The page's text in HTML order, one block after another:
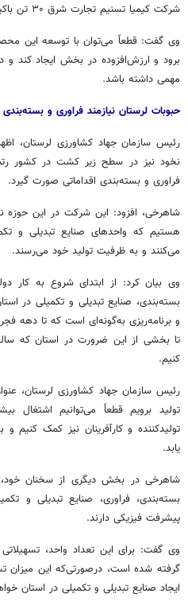
شرکت کیمیا تسنیم تجارت شرق ۳۰ تن باکیفیت بسیار عالی
وی گفت: قطعاً می‌توان با توسعه این
برود و ارزش‌افزوده در بخش ایجاد کند و
مهمی داشته باشد.
حبوبات لرستان نیازمند فراوری و بسته‌بندی
رئیس سازمان جهاد کشاورزی لرستان،
نخود نیز در سطح زیر کشت در کشور
فراوری و بسته‌بندی اقداماتی صورت گیرد.
شاهرخی، افزود: این شرکت در این
هستیم که واحدهای صنایع تبدیلی و
می‌کنند و به ظرفیت تولید خود می‌رسند.
وی بیان کرد: از ابتدای شروع به کار دولت
بسته‌بندی، صنایع تبدیلی و تکمیلی در
و برنامه‌ریزی به‌گونه‌ای است که تا دهه
تا بخشی از این ضرورت در استان که
کنیم.
رئیس سازمان جهاد کشاورزی لرستان،
تولید برویم قطعاً می‌توانیم اشتغال
تولیدکننده و کارآفرینان نیز کمک کنیم
یابد.
بسته‌بندی،فراوری
پیشرفت فیزیکی دارند.
گرفته شده است، درصورتی‌که این
ایجاد صنایع تبدیلی و تکمیلی در استان